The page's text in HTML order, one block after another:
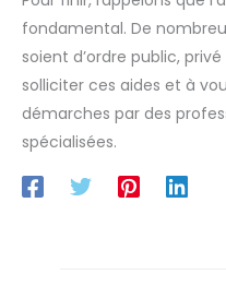
fondamental. De
soient d’ordre public,
solliciter ces aides et à
démarches par des
spécialisées.